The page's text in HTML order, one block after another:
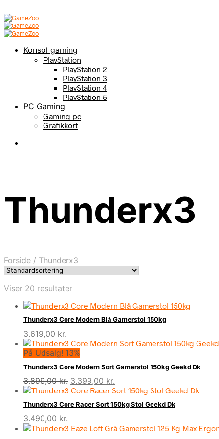
Konsol gaming
PlayStation
PlayStation 2
PlayStation 3
PlayStation 4
PlayStation 5
PC Gaming
Gaming pc
Grafikkort
Thunderx3
Forside / Thunderx3
Viser 20 resultater
Thunderx3 Core Modern Blå Gamerstol 150kg
3.619,00 kr.
På Udsalg! 13%
Thunderx3 Core Modern Sort Gamerstol 150kg Geekd Dk
3.899,00kr. Den
oprindelige
pris
var:
3.399,00 kr.
aktuelle
pris
er:
Thunderx3 Core Racer Sort 150kg Stol Geekd Dk
3.490,00 kr.